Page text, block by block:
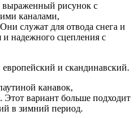
выраженный рисунок с
каналами,
служат для отвода снега и
и надежного сцепления с
и скандинавский.
канавок,
вариант больше подходит
в зимний период.